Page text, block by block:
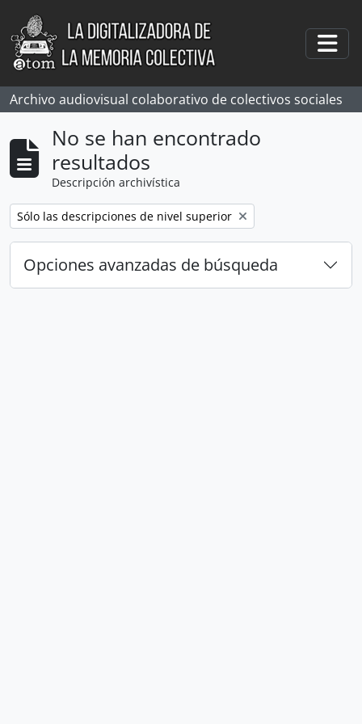
Skip to main content
Archivo audiovisual colaborativo de colectivos sociales
No se han encontrado
resultados
Descripción archivística
Remove filter:
Sólo las descripciones de nivel superior
Opciones avanzadas de búsqueda